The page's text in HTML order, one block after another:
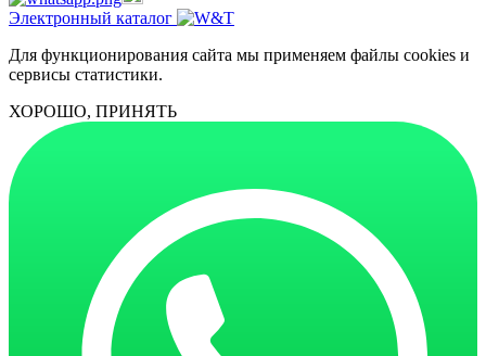
Электронный каталог
Для функционирования сайта мы применяем файлы cookies и
сервисы статистики.
ХОРОШО, ПРИНЯТЬ